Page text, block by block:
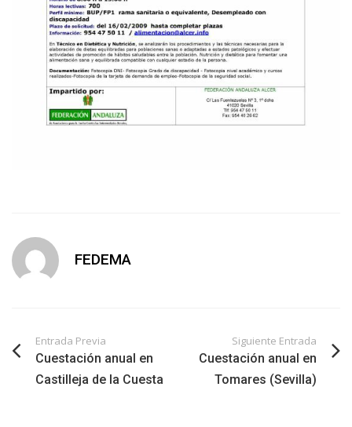
FEDEMA
Entrada Previa
Cuestación anual en
Castilleja de la Cuesta
Siguiente Entrada
Cuestación anual en
Tomares (Sevilla)